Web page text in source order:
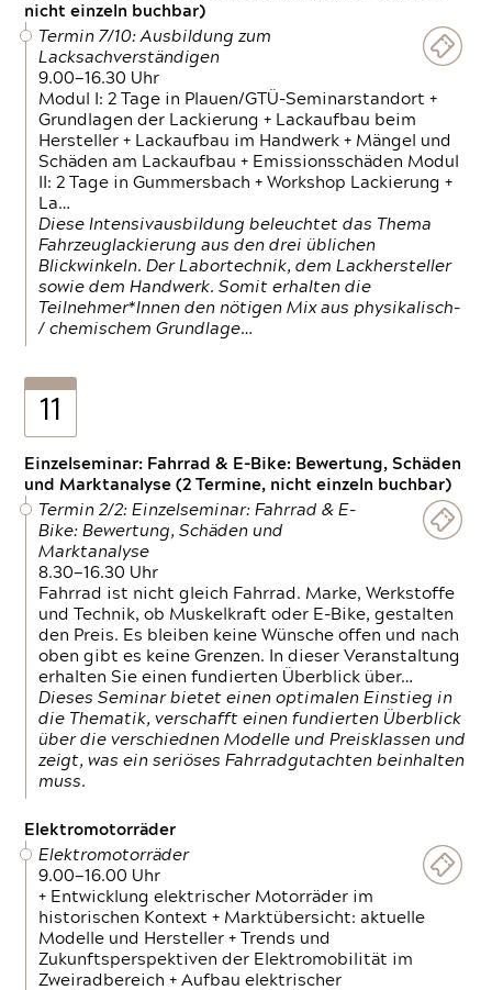
nicht einzeln buchbar)
Termin 7/10: Ausbildung zum
Lacksachverständigen
9.00—16.30 Uhr
Modul I: 2 Tage in Plauen/GTÜ-Seminarstandort +
Grundlagen der Lackierung + Lackaufbau beim
Hersteller + Lackaufbau im Handwerk + Mängel und
Schäden am Lackaufbau + Emissionsschäden Modul
II: 2 Tage in Gummersbach + Workshop Lackierung +
La…
Diese Intensivausbildung beleuchtet das Thema
Fahrzeuglackierung aus den drei üblichen
Blickwinkeln. Der Labortechnik, dem Lackhersteller
sowie dem Handwerk. Somit erhalten die
Teilnehmer*Innen den nötigen Mix aus physikalisch-
/ chemischem Grundlage…
11
Einzelseminar: Fahrrad & E-Bike: Bewertung, Schäden
und Marktanalyse (2 Termine, nicht einzeln buchbar)
Termin 2/2: Einzelseminar: Fahrrad & E-
Bike: Bewertung, Schäden und
Marktanalyse
8.30—16.30 Uhr
Fahrrad ist nicht gleich Fahrrad. Marke, Werkstoffe
und Technik, ob Muskelkraft oder E-Bike, gestalten
den Preis. Es bleiben keine Wünsche offen und nach
oben gibt es keine Grenzen. In dieser Veranstaltung
erhalten Sie einen fundierten Überblick über…
Dieses Seminar bietet einen optimalen Einstieg in
die Thematik, verschafft einen fundierten Überblick
über die verschiednen Modelle und Preisklassen und
zeigt, was ein seriöses Fahrradgutachten beinhalten
muss.
Elektromotorräder
Elektromotorräder
9.00—16.00 Uhr
+ Entwicklung elektrischer Motorräder im
historischen Kontext + Marktübersicht: aktuelle
Modelle und Hersteller + Trends und
Zukunftsperspektiven der Elektromobilität im
Zweiradbereich + Aufbau elektrischer